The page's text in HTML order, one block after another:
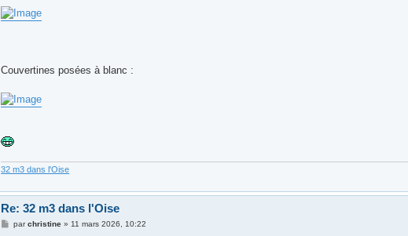
Couvertines posées à blanc :
32 m3 dans l'Oise
Re: 32 m3 dans l'Oise
Mparchristine » 11 mars 2026, 10:22